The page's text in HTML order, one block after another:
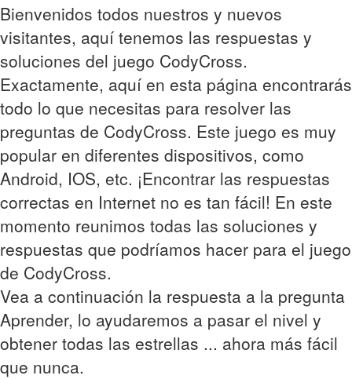
Bienvenidos todos nuestros y nuevos
visitantes, aquí tenemos las respuestas y
soluciones del juego CodyCross.
Exactamente, aquí en esta página encontrarás
todo lo que necesitas para resolver las
preguntas de CodyCross. Este juego es muy
popular en diferentes dispositivos, como
Android, IOS, etc. ¡Encontrar las respuestas
correctas en Internet no es tan fácil! En este
momento reunimos todas las soluciones y
respuestas que podríamos hacer para el juego
de CodyCross.
Vea a continuación la respuesta a la pregunta
Aprender, lo ayudaremos a pasar el nivel y
obtener todas las estrellas ... ahora más fácil
que nunca.